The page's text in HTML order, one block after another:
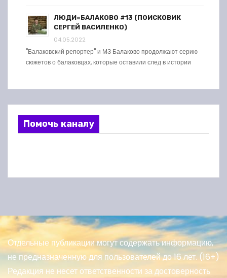
ЛЮДИ=БАЛАКОВО #13 (ПОИСКОВИК
СЕРГЕЙ ВАСИЛЕНКО)
04.05.2022
"Балаковский репортер" и МЗ Балаково продолжают серию
сюжетов о балаковцах, которые оставили след в истории
Помочь каналу
Отдельные публикации могут содержать информацию,
не предназначенную для пользователей до 16 лет. (16+)
Редакция не несет ответственности за достоверность